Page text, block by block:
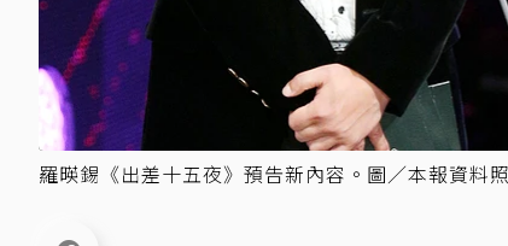
羅暎錫《出差十五夜》預告新內容。圖／本報資料